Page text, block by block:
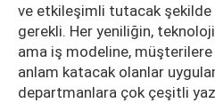
ve etkileşimli tutacak
gerekli. Her yeniliğin,
ama iş modeline, müşterilere
anlam katacak olanlar
departmanlara çok çeşitli